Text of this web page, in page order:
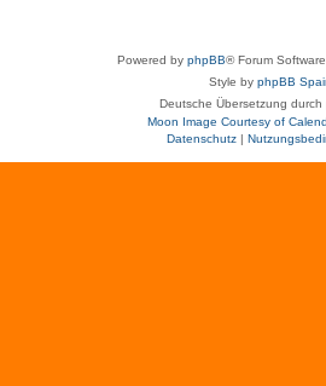
Powered by phpBB® Forum
Style by phpBB
Deutsche Übersetzung durch
Moon Image Courtesy of
Datenschutz|